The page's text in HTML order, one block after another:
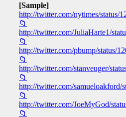
[Sample]
http://twitter.com/nytimes/status/
📁
http://twitter.com/JuliaHarte1/
📁
http://twitter.com/pbump/status/
📁
http://twitter.com/stanveuger/
📁
http://twitter.com/samueloakford/
📁
http://twitter.com/JoeMyGod/
📁